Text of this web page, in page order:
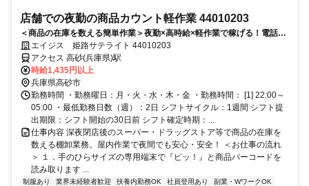
店舗での夜勤の商品カウント軽作業 44010203
＜商品の在庫を数える簡単作業＞夜勤×高時給×軽作業で稼げる！電話面
接で来社＆履歴書不要！
エイジス 姫路サテライト 44010203
アクセス 高砂(兵庫県)駅
時給1,435円以上
兵庫県高砂市
勤務時間 ・勤務曜日：月・火・水・木・金 ・勤務時間： [1] 22:00～
05:00 ・最低勤務日数（週）：2日 シフトサイクル：1週間 シフト提
出期限：シフト開始の30日前 シフト確定時期：...
仕事内容 深夜閉店後のスーパー・ドラッグストア等で商品の在庫を
数える棚卸業務。屋内作業で夜間でも安心・安全！ ＜お仕事の流れ
＞ １．手のひらサイズの専用端末で『ピッ！』と商品バーコードを
読み取ります ...
制服あり 業界未経験者歓迎 扶養内勤務OK 社員登用あり
副業・WワークOK